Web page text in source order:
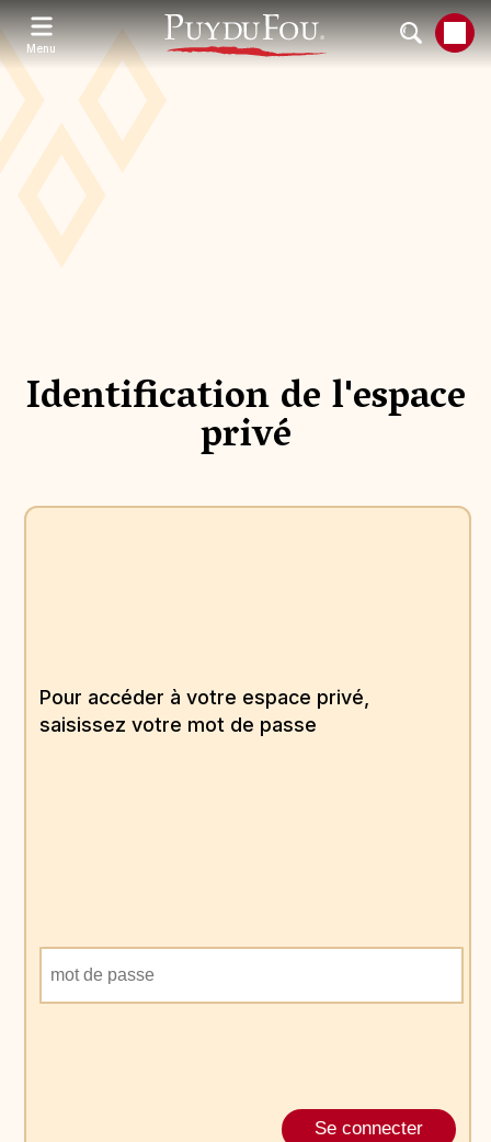
Aller
au
contenu
principal
Menu
Identification de l'espace
privé
Pour accéder à votre espace privé,
saisissez votre mot de passe